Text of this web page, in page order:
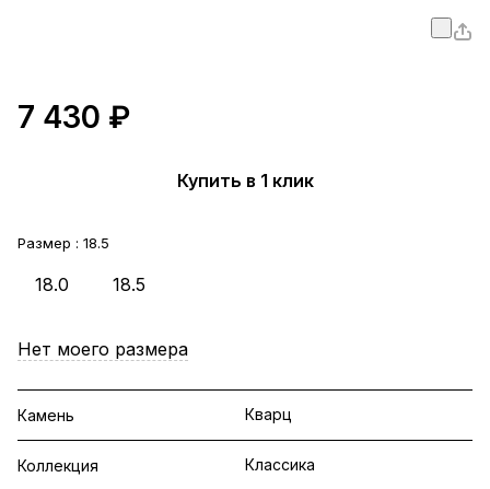
7 430 ₽
Купить в 1 клик
Размер : 18.5
18.0 18.5
Нет моего размера
Камень Кварц
Коллекция Классика